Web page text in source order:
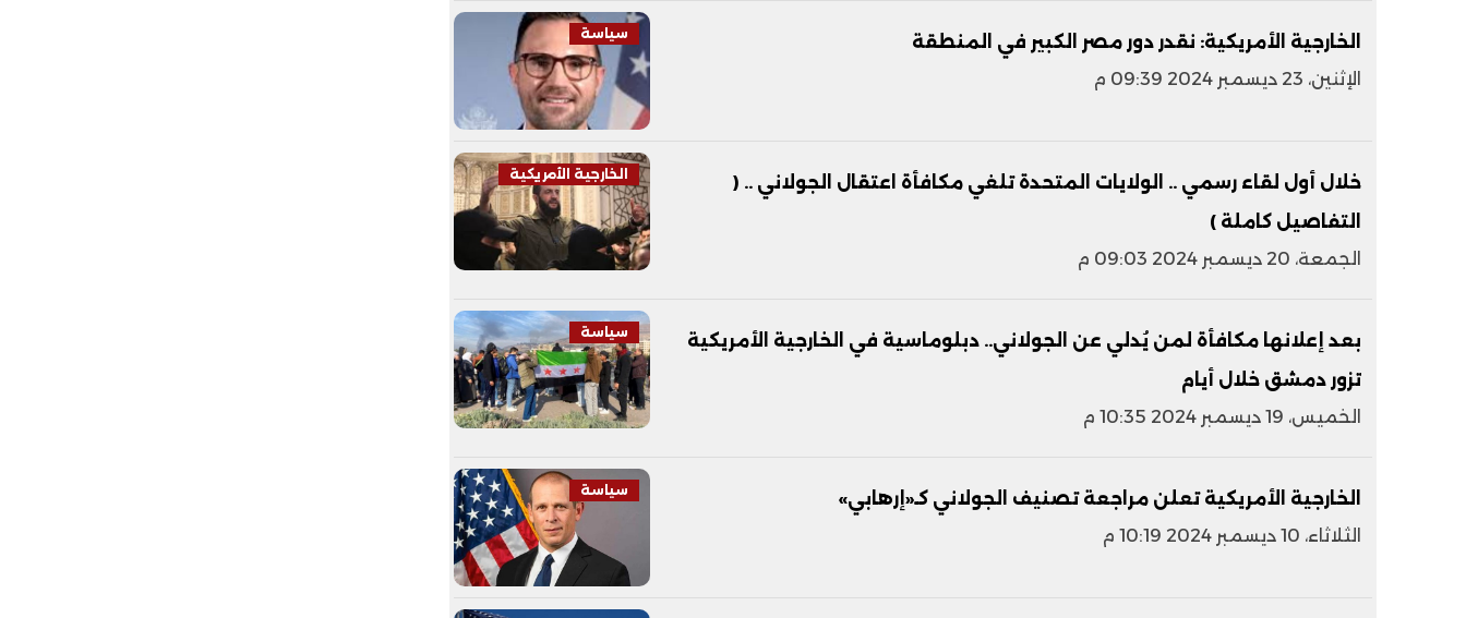
سياسة
الخارجية الأمريكية: نقدر دور مصر الكبير في المنطقة
الإثنين، 23 ديسمبر 2024 09:39 م
الخارجية الأمريكية
خلال أول لقاء رسمي .. الولايات المتحدة تلغي مكافأة اعتقال الجولاني .. (
التفاصيل كاملة )
الجمعة، 20 ديسمبر 2024 09:03 م
سياسة
بعد إعلانها مكافأة لمن يُدلي عن الجولاني.. دبلوماسية في الخارجية الأمريكية
تزور دمشق خلال أيام
الخميس، 19 ديسمبر 2024 10:35 م
سياسة
الخارجية الأمريكية تعلن مراجعة تصنيف الجولاني كـ«إرهابي»
الثلاثاء، 10 ديسمبر 2024 10:19 م